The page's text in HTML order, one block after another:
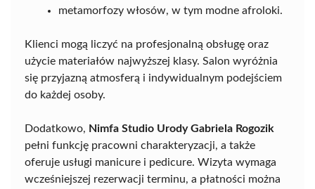
metamorfozy włosów, w tym modne afroloki.
Klienci mogą liczyć na profesjonalną obsługę oraz
użycie materiałów najwyższej klasy. Salon wyróżnia
się przyjazną atmosferą i indywidualnym podejściem
do każdej osoby.
Dodatkowo, Nimfa Studio Urody Gabriela Rogozik
pełni funkcję pracowni charakteryzacji, a także
oferuje usługi manicure i pedicure. Wizyta wymaga
wcześniejszej rezerwacji terminu, a płatności można